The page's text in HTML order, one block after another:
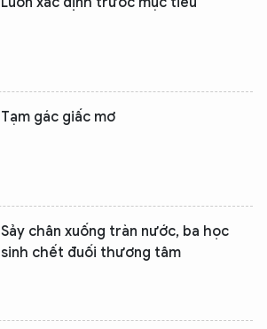
Tạm gác giấc mơ
Sảy chân xuống tràn nước, ba học
sinh chết đuối thương tâm